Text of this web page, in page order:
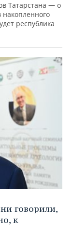
Татарстана — о
накопленного
республика
говорили,
к